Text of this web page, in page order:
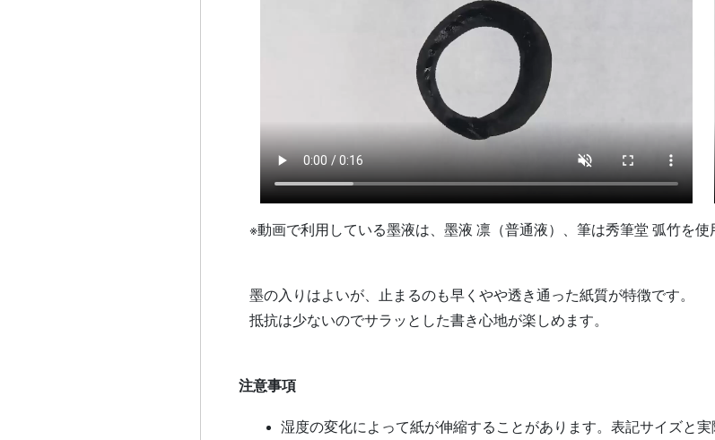
※動画で利用している墨液は、墨液 凛（普通液）、筆は秀筆堂 弧竹を使
墨の入りはよいが、止まるのも早くやや透き通った紙質が特徴です。
抵抗は少ないのでサラッとした書き心地が楽しめます。
注意事項
湿度の変化によって紙が伸縮することがあります。表記サイズと